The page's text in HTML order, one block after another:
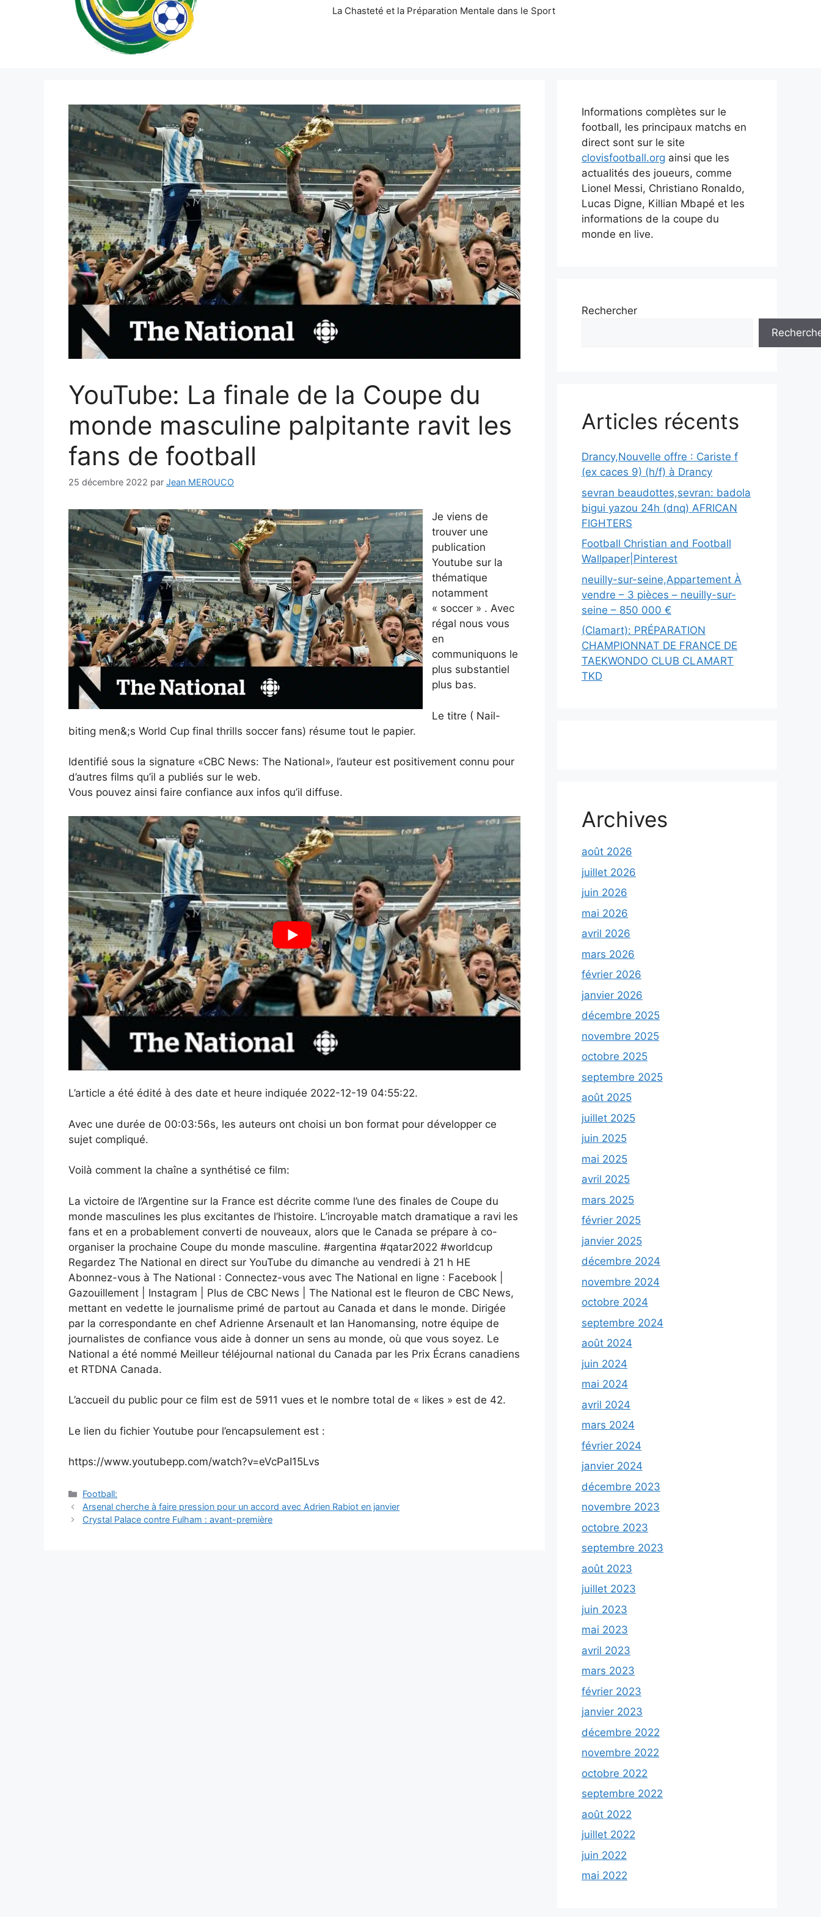
La Chasteté et la Préparation Mentale dans le Sport
YouTube: La finale de la Coupe du
monde masculine palpitante ravit les
fans de football
25 décembre 2022 par Jean MEROUCO
Je viens de
trouver une
publication
Youtube sur la
thématique
notamment
« soccer » . Avec
régal nous vous
en
communiquons le
plus substantiel
plus bas.
Le titre ( Nail-
biting men&;s World Cup final thrills soccer fans) résume tout le papier.
Identifié sous la signature «CBC News: The National», l’auteur est positivement connu pour
d’autres films qu’il a publiés sur le web.
Vous pouvez ainsi faire confiance aux infos qu’il diffuse.
L’article a été édité à des date et heure indiquée 2022-12-19 04:55:22.
Avec une durée de 00:03:56s, les auteurs ont choisi un bon format pour développer ce
sujet compliqué.
Voilà comment la chaîne a synthétisé ce film:
La victoire de l’Argentine sur la France est décrite comme l’une des finales de Coupe du
monde masculines les plus excitantes de l’histoire. L’incroyable match dramatique a ravi les
fans et en a probablement converti de nouveaux, alors que le Canada se prépare à co-
organiser la prochaine Coupe du monde masculine. #argentina #qatar2022 #worldcup
Regardez The National en direct sur YouTube du dimanche au vendredi à 21 h HE
Abonnez-vous à The National : Connectez-vous avec The National en ligne : Facebook |
Gazouillement | Instagram | Plus de CBC News | The National est le fleuron de CBC News,
mettant en vedette le journalisme primé de partout au Canada et dans le monde. Dirigée
par la correspondante en chef Adrienne Arsenault et Ian Hanomansing, notre équipe de
journalistes de confiance vous aide à donner un sens au monde, où que vous soyez. Le
National a été nommé Meilleur téléjournal national du Canada par les Prix Écrans canadiens
et RTDNA Canada.
L’accueil du public pour ce film est de 5911 vues et le nombre total de « likes » est de 42.
Le lien du fichier Youtube pour l’encapsulement est :
https://www.youtubepp.com/watch?v=eVcPaI15Lvs
Catégories
Football:
Navigation
des
Arsenal cherche à faire pression pour un accord avec Adrien Rabiot en janvier
Crystal Palace contre Fulham : avant-première
Informations complètes sur le
football, les principaux matchs en
direct sont sur le site
clovisfootball.org ainsi que les
actualités des joueurs, comme
Lionel Messi, Christiano Ronaldo,
Lucas Digne, Killian Mbapé et les
informations de la coupe du
monde en live.
Rechercher
Articles récents
Drancy,Nouvelle offre : Cariste f
(ex caces 9) (h/f) à Drancy
sevran beaudottes,sevran: badola
bigui yazou 24h (dnq) AFRICAN
FIGHTERS
Football Christian and Football
Wallpaper|Pinterest
neuilly-sur-seine,Appartement À
vendre – 3 pièces – neuilly-sur-
seine – 850 000 €
(Clamart): PRÉPARATION
CHAMPIONNAT DE FRANCE DE
TAEKWONDO CLUB CLAMART
TKD
Archives
août 2026
juillet 2026
juin 2026
mai 2026
avril 2026
mars 2026
février 2026
janvier 2026
décembre 2025
novembre 2025
octobre 2025
septembre 2025
août 2025
juillet 2025
juin 2025
mai 2025
avril 2025
mars 2025
février 2025
janvier 2025
décembre 2024
novembre 2024
octobre 2024
septembre 2024
août 2024
juin 2024
mai 2024
avril 2024
mars 2024
février 2024
janvier 2024
décembre 2023
novembre 2023
octobre 2023
septembre 2023
août 2023
juillet 2023
juin 2023
mai 2023
avril 2023
mars 2023
février 2023
janvier 2023
décembre 2022
novembre 2022
octobre 2022
septembre 2022
août 2022
juillet 2022
juin 2022
mai 2022